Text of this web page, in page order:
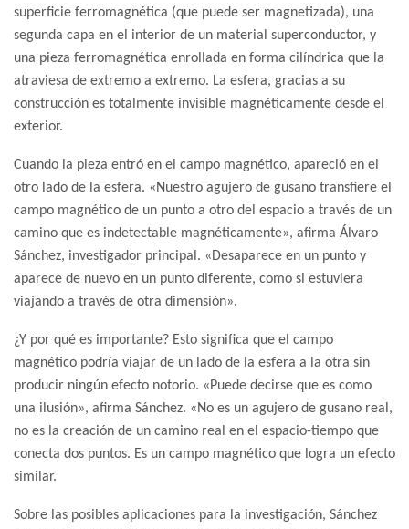
superficie ferromagnética (que puede ser magnetizada), una
segunda capa en el interior de un material superconductor, y
una pieza ferromagnética enrollada en forma cilíndrica que la
atraviesa de extremo a extremo. La esfera, gracias a su
construcción es totalmente invisible magnéticamente desde el
exterior.
Cuando la pieza entró en el campo magnético, apareció en el
otro lado de la esfera. «Nuestro agujero de gusano transfiere el
campo magnético de un punto a otro del espacio a través de un
camino que es indetectable magnéticamente», afirma Álvaro
Sánchez, investigador principal. «Desaparece en un punto y
aparece de nuevo en un punto diferente, como si estuviera
viajando a través de otra dimensión».
¿Y por qué es importante? Esto significa que el campo
magnético podría viajar de un lado de la esfera a la otra sin
producir ningún efecto notorio. «Puede decirse que es como
una ilusión», afirma Sánchez. «No es un agujero de gusano real,
no es la creación de un camino real en el espacio-tiempo que
conecta dos puntos. Es un campo magnético que logra un efecto
similar.
Sobre las posibles aplicaciones para la investigación, Sánchez